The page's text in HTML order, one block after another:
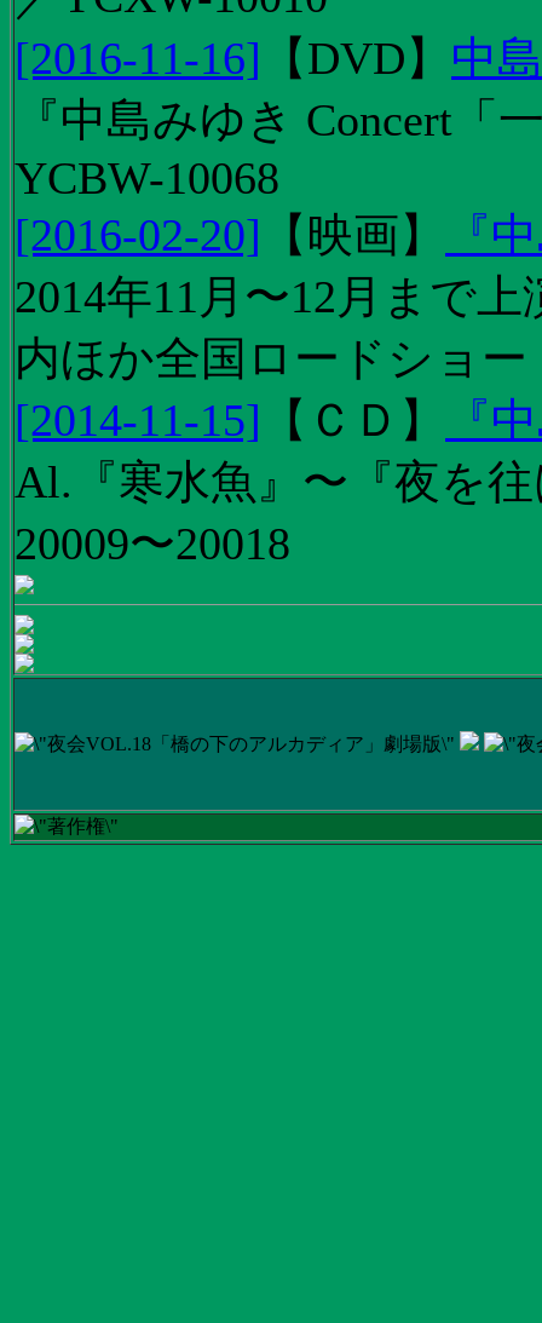
[2016-11-16] 【DVD】 中
『中島みゆき Concert
YCBW-10068
[2016-02-20] 【 映画】
『
2014年11月〜12月まで
内ほか全国ロードショー
[2014-11-15] 【 ＣＤ 】
『
Al.『寒水魚』〜『夜を
20009〜20018